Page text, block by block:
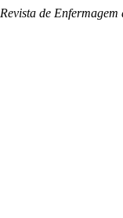
Revista de